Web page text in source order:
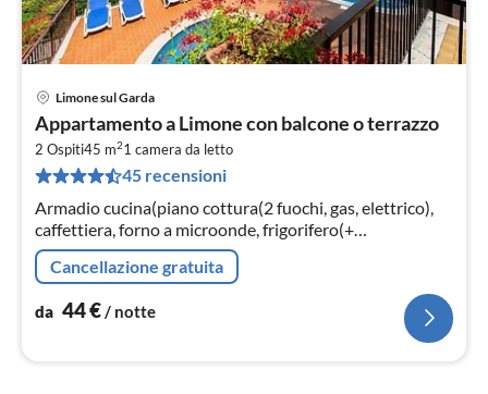
Limone sul Garda
Appartamento a Limone con balcone o terrazzo
2 Ospiti45 m21 camera da letto
45 recensioni
Armadio cucina(piano cottura(2 fuochi, gas, elettrico),
caffettiera, forno a microonde, frigorifero(+
congelatore))
Cancellazione gratuita
da 44€/ notte